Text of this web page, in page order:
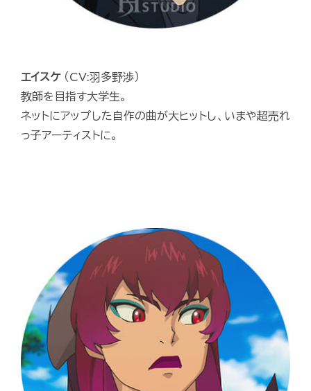
エイスケ （CV:羽多野渉）
教師を目指す大学生。
ネットにアップした自作の曲が大ヒットし、いまや超売れ
っ子アーティストに。